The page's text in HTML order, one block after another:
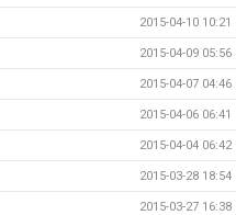
2015-04-10 10:21
2015-04-09 05:56
2015-04-07 04:46
2015-04-06 06:41
2015-04-04 06:42
2015-03-28 18:54
2015-03-27 16:38